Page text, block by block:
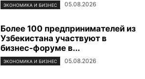
ЭКОНОМИКА И БИЗНЕС 05.08.2026
Более 100 предпринимателей из
Узбекистана участвуют в
бизнес-форуме в...
ЭКОНОМИКА И БИЗНЕС 05.08.2026